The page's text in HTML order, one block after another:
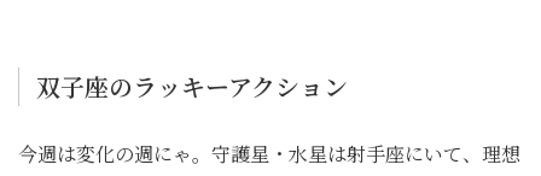
双子座のラッキーアクション
今週は変化の週にゃ。守護星・水星は射手座にいて、理想